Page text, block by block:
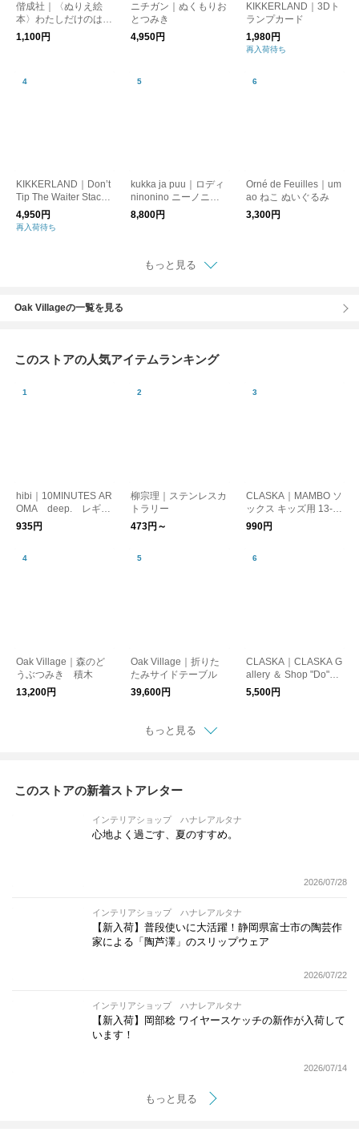
偕成社｜〈ぬりえ絵
本〉わたしだけのはら
ぺこあおむし［メール
便］
1,100円
ニチガン｜ぬくもりお
とつみき
4,950円
KIKKERLAND｜3Dト
ランプカード
1,980円
再入荷待ち
KIKKERLAND｜Don’t
Tip The Waiter Stacki
ng Game ドントティ
ップザウェイタースタ
4,950円
再入荷待ち
kukka ja puu｜ロディ
ninonino ニーノニー
ノ 乗用ロディ イタリ
ア生まれの乗用玩具 R
8,800円
Orné de Feuilles｜um
ao ねこ ぬいぐるみ
3,300円
もっと見る
Oak Villageの一覧を見る
このストアの人気アイテムランキング
hibi｜10MINUTES AR
OMA deep. レギュ
ラーボックス マット
付（お香スティック8
935円
柳宗理｜ステンレスカ
トラリー
473円～
CLASKA｜MAMBO ソ
ックス キッズ用 13-1
5cm
990円
Oak Village｜森のど
うぶつみき 積木
13,200円
Oak Village｜折りた
たみサイドテーブル
39,600円
CLASKA｜CLASKA G
allery ＆ Shop "Do"×
東屋 Cup & Saucer
Kaoru
5,500円
もっと見る
このストアの新着ストアレター
インテリアショップ ハナレアルタナ
心地よく過ごす、夏のすすめ。
2026/07/28
インテリアショップ ハナレアルタナ
【新入荷】普段使いに大活躍！静岡県富士市の陶芸作
家による「陶芦澤」のスリップウェア
2026/07/22
インテリアショップ ハナレアルタナ
【新入荷】岡部稔 ワイヤースケッチの新作が入荷して
います！
2026/07/14
もっと見る